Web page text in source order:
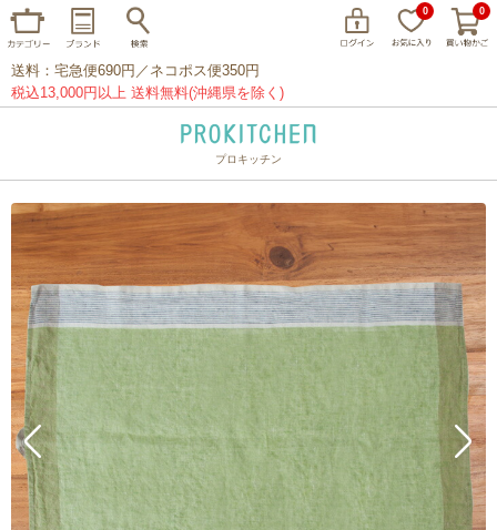
0 0
プレート カトラリー
プロキッチンオリジナル 山田工業所
山一 マリメッコ つきじ常陸屋
閉じる
送料：宅急便690円／ネコポス便350円
税込13,000円以上 送料無料(沖縄県を除く)
プロキッチン